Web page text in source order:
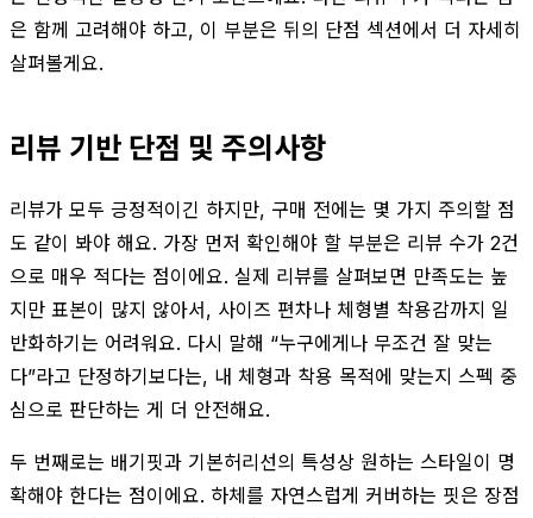
은 함께 고려해야 하고, 이 부분은 뒤의 단점 섹션에서 더 자세히
살펴볼게요.
리뷰 기반 단점 및 주의사항
리뷰가 모두 긍정적이긴 하지만, 구매 전에는 몇 가지 주의할 점
도 같이 봐야 해요. 가장 먼저 확인해야 할 부분은 리뷰 수가 2건
으로 매우 적다는 점이에요. 실제 리뷰를 살펴보면 만족도는 높
지만 표본이 많지 않아서, 사이즈 편차나 체형별 착용감까지 일
반화하기는 어려워요. 다시 말해 “누구에게나 무조건 잘 맞는
다”라고 단정하기보다는, 내 체형과 착용 목적에 맞는지 스펙 중
심으로 판단하는 게 더 안전해요.
두 번째로는 배기핏과 기본허리선의 특성상 원하는 스타일이 명
확해야 한다는 점이에요. 하체를 자연스럽게 커버하는 핏은 장점